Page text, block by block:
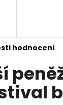
hodnocení